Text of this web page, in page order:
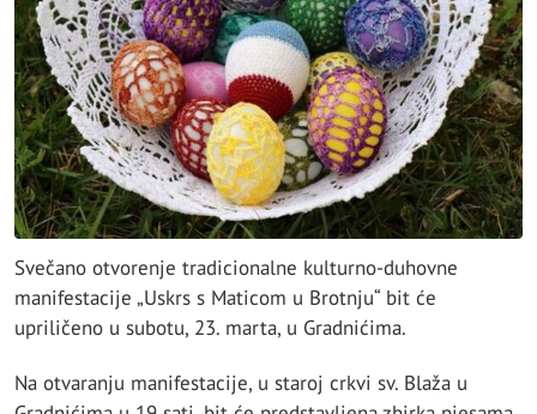
Svečano otvorenje tradicionalne kulturno-duhovne
manifestacije „Uskrs s Maticom u Brotnju“ bit će
upriličeno u subotu, 23. marta, u Gradnićima.
Na otvaranju manifestacije, u staroj crkvi sv. Blaža u